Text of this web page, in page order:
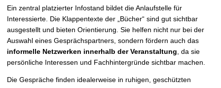
Ein zentral platzierter Infostand bildet die Anlaufstelle für
Interessierte. Die Klappentexte der „Bücher“ sind gut sichtbar
ausgestellt und bieten Orientierung. Sie helfen nicht nur bei der
Auswahl eines Gesprächspartners, sondern fördern auch das
informelle Netzwerken innerhalb der Veranstaltung , da sie
persönliche Interessen und Fachhintergründe sichtbar machen.
Die Gespräche finden idealerweise in ruhigen, geschützten